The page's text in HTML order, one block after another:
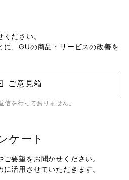
ださい。
に、GUの商品・サービスの改善を
ご意見箱
信を行っておりません。
ケート
要望をお聞かせください。
活用させていただきます。